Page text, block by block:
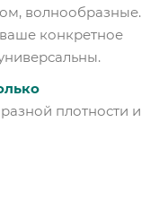
волнообразные.
конкретное
плотности и